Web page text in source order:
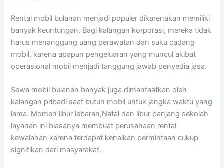
Rental mobil bulanan menjadi populer dikarenakan memiliki
banyak keuntungan. Bagi kalangan korporasi, mereka tidak
harus menanggung uang perawatan dan suku cadang
mobil, karena apapun pengeluaran yang muncul akibat
operasional mobil menjadi tanggung jawab penyedia jasa.
Sewa mobil bulanan banyak juga dimanfaatkan oleh
kalangan pribadi saat butuh mobil untuk jangka waktu yang
lama. Momen libur lebaran,Natal dan libur panjang sekolah
layanan ini biasanya membuat perusahaan rental
kewalahan karena terdapat kenaikan permintaan cukup
signifikan dari masyarakat.